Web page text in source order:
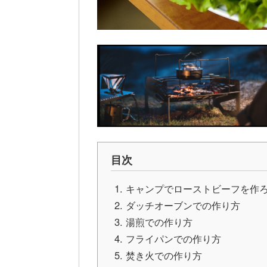
目次
キャンプでローストビーフを作
ダッチオーブンでの作り方
湯煎での作り方
フライパンでの作り方
焚き火での作り方